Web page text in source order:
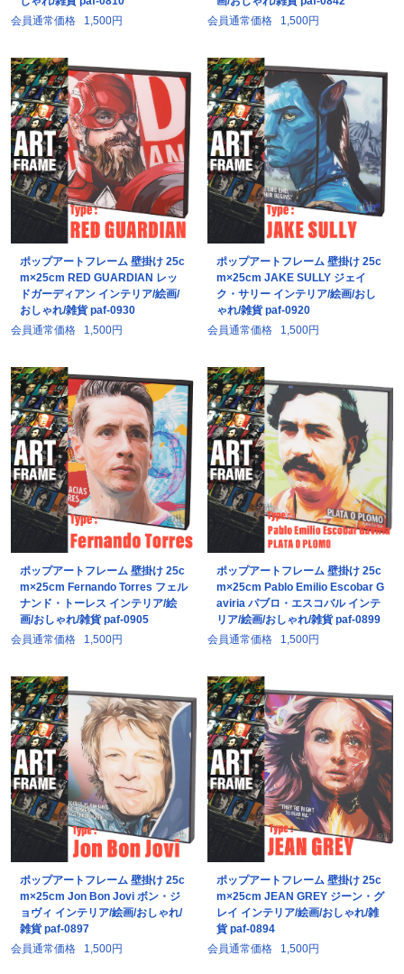
会員通常価格
1,500円
会員通常価格
1,500円
ポップアートフレーム 壁掛け 25c
m×25cm RED GUARDIAN レッ
ドガーディアン インテリア/絵画/
おしゃれ/雑貨 paf-0930
会員通常価格
1,500円
ポップアートフレーム 壁掛け 25c
m×25cm JAKE SULLY ジェイ
ク・サリー インテリア/絵画/おし
ゃれ/雑貨 paf-0920
会員通常価格
1,500円
ポップアートフレーム 壁掛け 25c
m×25cm Fernando Torres フェル
ナンド・トーレス インテリア/絵
画/おしゃれ/雑貨 paf-0905
会員通常価格
1,500円
ポップアートフレーム 壁掛け 25c
m×25cm Pablo Emilio Escobar G
aviria パブロ・エスコバル インテ
リア/絵画/おしゃれ/雑貨 paf-0899
会員通常価格
1,500円
ポップアートフレーム 壁掛け 25c
m×25cm Jon Bon Jovi ボン・ジ
ョヴィ インテリア/絵画/おしゃれ/
雑貨 paf-0897
会員通常価格
1,500円
ポップアートフレーム 壁掛け 25c
m×25cm JEAN GREY ジーン・グ
レイ インテリア/絵画/おしゃれ/雑
貨 paf-0894
会員通常価格
1,500円